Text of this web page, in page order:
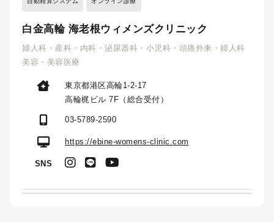
白金高輪 海老根ウィメンズクリニック
婦人科・産科・内科・泌尿器科・小児科・頭痛外来・婦人科
美容・美容医療
東京都港区高輪1-2-17
高輪梶ビル 7F（総合受付）
03-5789-2590
https://ebine-womens-clinic.com
SNS